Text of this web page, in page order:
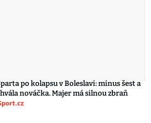
po kolapsu v Boleslavi: minus šest a
nováčka. Majer má silnou zbraň